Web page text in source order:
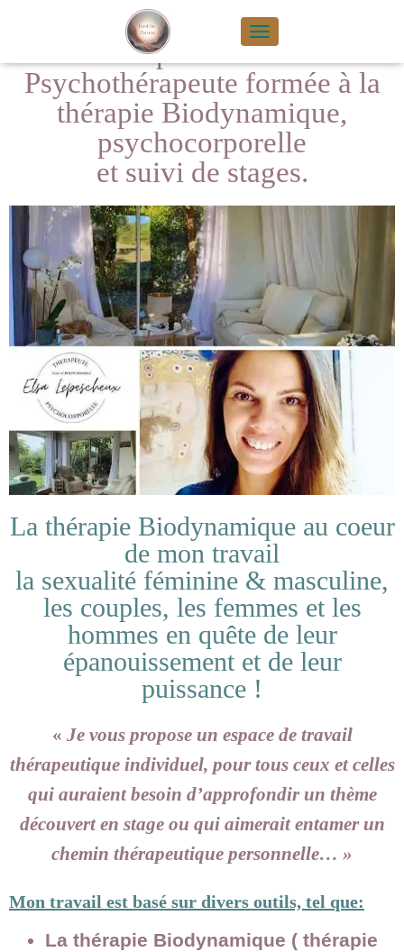
TOGGLE
Séances individuelles avec Elsa
lepescheux
Psychothérapeute formée à la
thérapie Biodynamique,
psychocorporelle
et suivi de stages.
La thérapie Biodynamique au coeur
de mon travail
la sexualité féminine & masculine,
les couples, les femmes et les
hommes en quête de leur
épanouissement et de leur
puissance !
« Je vous propose un espace de travail
thérapeutique individuel, pour tous ceux et celles
qui auraient besoin d’approfondir un thème
découvert en stage ou qui aimerait entamer un
chemin thérapeutique personnelle… »
Mon travail est basé sur divers outils, tel que:
La thérapie Biodynamique ( thérapie